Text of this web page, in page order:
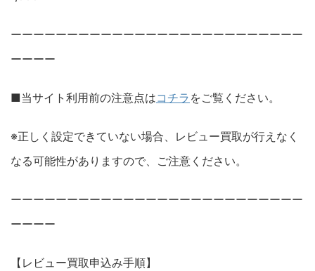
ーーーーーーーーーーーーーーーーーーーーーーーーーー
ーーーー
■当サイト利用前の注意点はコチラ をご覧ください。
※正しく設定できていない場合、レビュー買取が行えなく
なる可能性がありますので、ご注意ください。
ーーーーーーーーーーーーーーーーーーーーーーーーーー
ーーーー
【レビュー買取申込み手順】